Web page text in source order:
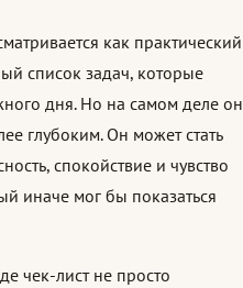
как практический
список задач, которые
дня. Но на самом деле он
глубоким. Он может стать
спокойствие и чувство
иначе мог бы показаться
чек-лист не просто